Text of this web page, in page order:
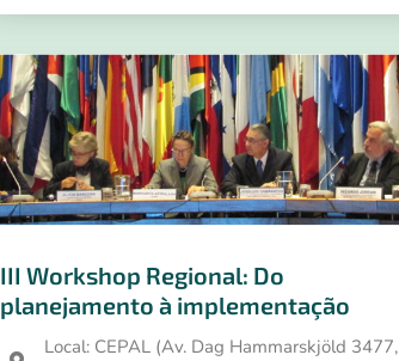
III Workshop Regional: Do
planejamento à implementação
Local: CEPAL (Av. Dag Hammarskjöld 3477,